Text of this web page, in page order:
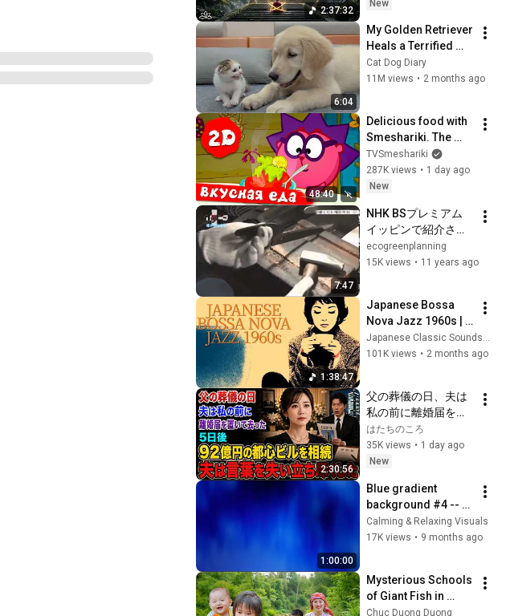
2:37:32
New
6:04
My Golden Retriever
Heals a Terrified
Rescue Kitten in
Just 3 Meetings!
Cat Dog Diary
11M views • 2 months ago
48:40
Delicious food with
Smeshariki. The
best episodes -
Smeshariki 2D.
Collection 2026
TVSmeshariki
287K views • 1 day ago
New
7:47
NHK BSプレミアム
イッピンで紹介され
ました。2015年3月
10日OA
ecogreenplanning
15K views • 11 years ago
1:38:47
Japanese Bossa
Nova Jazz 1960s |
Two Sugars, No
Hurry
Japanese Classic Soundscapes
101K views • 2 months ago
2:30:56
父の葬儀の日、夫は
私の前に離婚届を置
いて去った――5日
後、私が92億円の都
心ビルを相続したと
失い立ち尽くした。
はたちのころ
35K views • 1 day ago
New
1:00:00
Blue gradient
background #4 --
screensaver, mood
lighting, ambiance,
Calming & Relaxing Visuals
17K views • 9 months ago
Mysterious Schools
of Giant Fish in
Pristine Wild Ponds
Chuc Duong Duong